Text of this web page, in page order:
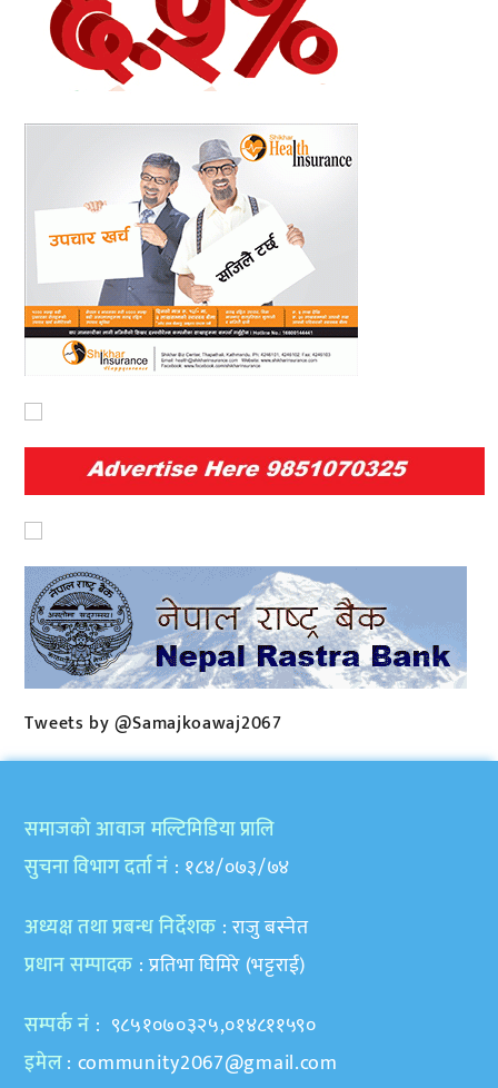
Tweets by @Samajkoawaj2067
समाजकाे आवाज मल्टिमिडिया प्रालि
सुचना विभाग दर्ता नं : १८४/०७३/७४
अध्यक्ष तथा प्रबन्ध निर्देशक : राजु बस्नेत
प्रधान सम्पादक : प्रतिभा घिमिरे (भट्टराई)
सम्पर्क नं : ९८५१०७०३२५,०१४८११५९०
इमेल: community2067@gmail.com